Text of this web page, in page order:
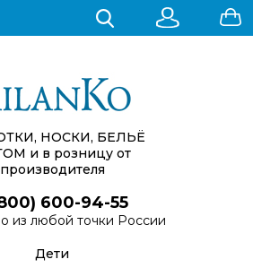
НОСКИ, БЕЛЬЁ
и в розницу от
производителя
600-94-55
из любой точки России
Дети